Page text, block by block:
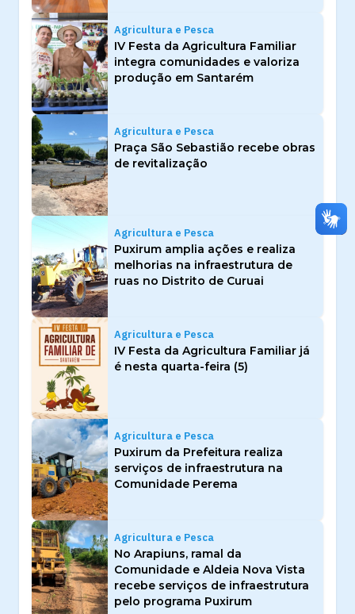
Agricultura e Pesca
IV Festa da Agricultura Familiar
integra comunidades e valoriza
produção em Santarém
Agricultura e Pesca
Praça São Sebastião recebe obras
de revitalização
Agricultura e Pesca
Puxirum amplia ações e realiza
melhorias na infraestrutura de
ruas no Distrito de Curuai
Agricultura e Pesca
IV Festa da Agricultura Familiar já
é nesta quarta-feira (5)
Agricultura e Pesca
Puxirum da Prefeitura realiza
serviços de infraestrutura na
Comunidade Perema
Agricultura e Pesca
No Arapiuns, ramal da
Comunidade e Aldeia Nova Vista
recebe serviços de infraestrutura
pelo programa Puxirum